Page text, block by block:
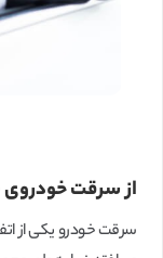
از سرقت خودروی
سرقت خودرو یکی از